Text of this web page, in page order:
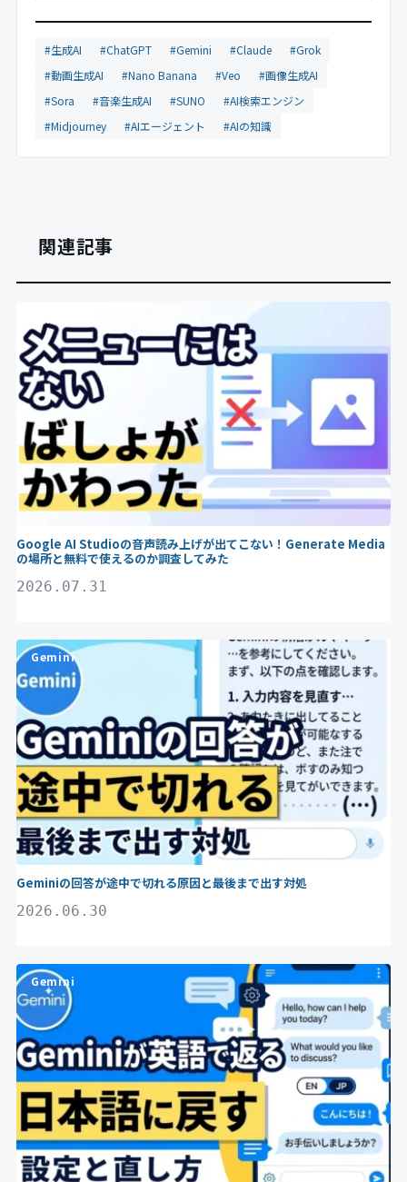
#生成AI #ChatGPT #Gemini #Claude
#Grok
#動画生成AI
#Nano Banana #Veo
#画像生成AI
#Sora
#音楽生成AI #SUNO
#AI検索エンジン
#Midjourney
#AIエージェント #AIの知識
関連記事
Google AI Studioの音声読み上げが出てこない！Generate Media
の場所と無料で使えるのか調査してみた
2026.07.31
Gemini
Geminiの回答が途中で切れる原因と最後まで出す対処
2026.06.30
Gemini